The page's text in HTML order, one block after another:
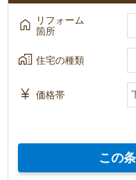
リフォーム
箇所
住宅の種類
価格帯
エクステリア・
外構
21〜25年
二世帯住宅
自然素材
オール電化
耐震
この